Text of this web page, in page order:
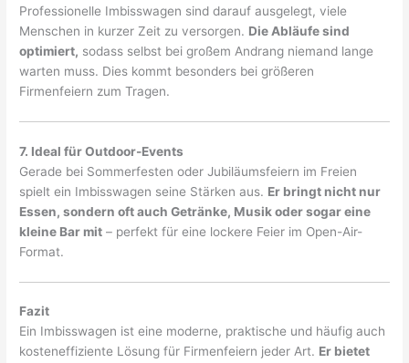
Professionelle Imbisswagen sind darauf ausgelegt, viele
Menschen in kurzer Zeit zu versorgen. Die Abläufe sind
optimiert, sodass selbst bei großem Andrang niemand lange
warten muss. Dies kommt besonders bei größeren
Firmenfeiern zum Tragen.
7. Ideal für Outdoor-Events
Gerade bei Sommerfesten oder Jubiläumsfeiern im Freien
spielt ein Imbisswagen seine Stärken aus. Er bringt nicht nur
Essen, sondern oft auch Getränke, Musik oder sogar eine
kleine Bar mit – perfekt für eine lockere Feier im Open-Air-
Format.
Fazit
Ein Imbisswagen ist eine moderne, praktische und häufig auch
kosteneffiziente Lösung für Firmenfeiern jeder Art. Er bietet